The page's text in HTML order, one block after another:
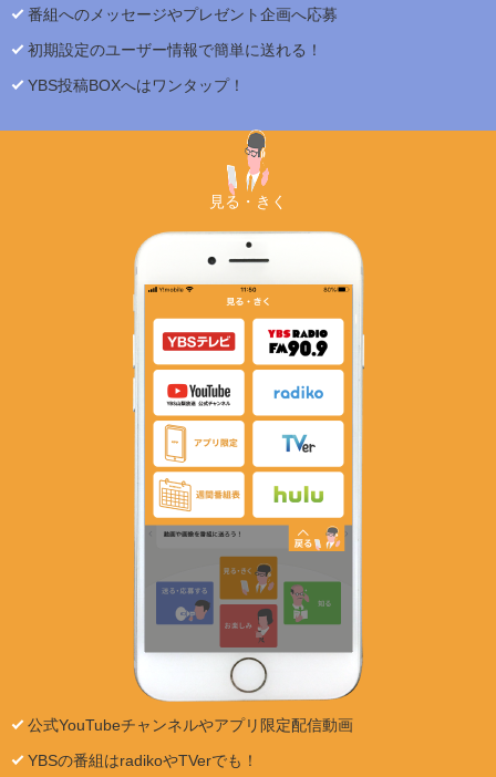
番組へのメッセージやプレゼント企画へ応募
初期設定のユーザー情報で簡単に送れる！
YBS投稿BOXへはワンタップ！
見る・きく
公式YouTubeチャンネルやアプリ限定配信動画
YBSの番組はradikoやTVerでも！